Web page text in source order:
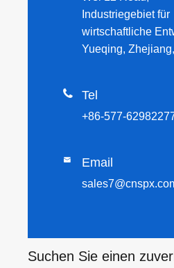
Industriegebiet für
wirtschaftliche
Yueqing,
 Tel
+86-577-
 Email
Suchen Sie einen